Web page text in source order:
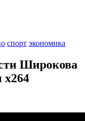
спорт экономика
Широкова
x264